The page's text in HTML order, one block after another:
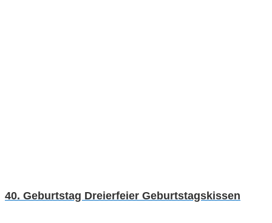
40. Geburtstag Dreierfeier Geburtstagskissen